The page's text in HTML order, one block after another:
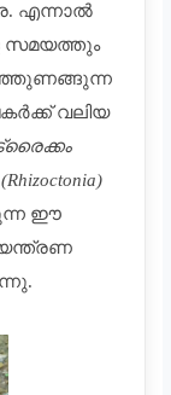
എന്നാൽ
സമയത്തും
വലിയ
ഈ